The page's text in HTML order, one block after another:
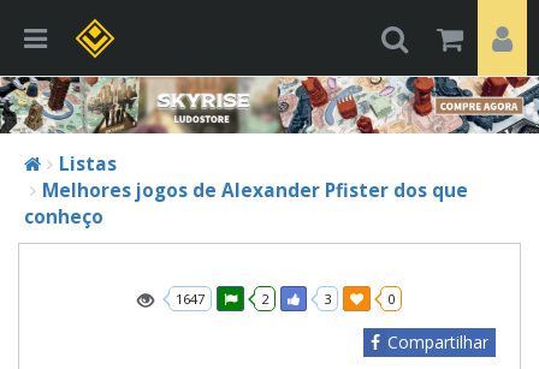
Listas
Melhores jogos de Alexander Pfister dos que
conheço
1647 2 3 0
Compartilhar